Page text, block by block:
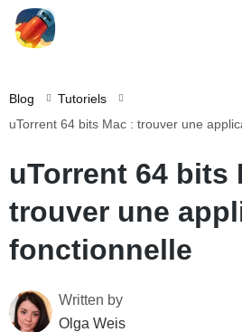
Blog
Tutoriels
uTorrent 64 bits Mac : trouver une
uTorrent 64 bits
trouver une
fonctionnelle
Written by
Olga Weis